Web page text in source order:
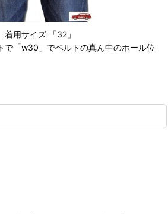
用サイズ 「32」
で「w30」でベルトの真ん中のホール位